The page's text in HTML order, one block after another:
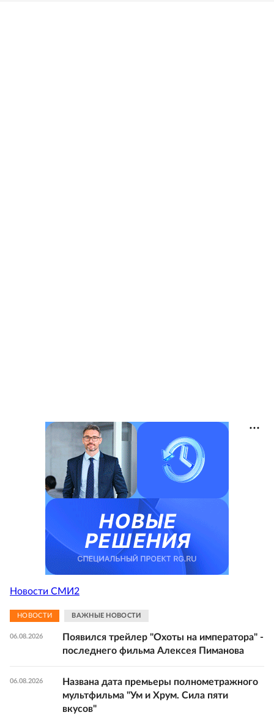
Новости СМИ2
НОВОСТИ ВАЖНЫЕ НОВОСТИ
06.08.2026
Появился трейлер "Охоты на императора" -
последнего фильма Алексея Пиманова
06.08.2026
Названа дата премьеры полнометражного
мультфильма "Ум и Хрум. Сила пяти
вкусов"